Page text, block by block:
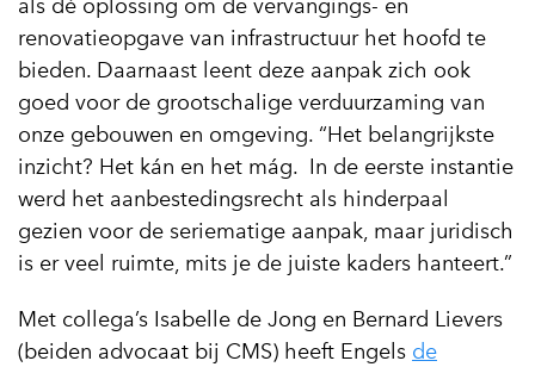
als dé oplossing om de vervangings- en
renovatieopgave van infrastructuur het hoofd te
bieden. Daarnaast leent deze aanpak zich ook
goed voor de grootschalige verduurzaming van
onze gebouwen en omgeving. “Het belangrijkste
inzicht? Het kán en het mág. In de eerste instantie
werd het aanbestedingsrecht als hinderpaal
gezien voor de seriematige aanpak, maar juridisch
is er veel ruimte, mits je de juiste kaders hanteert.”
Met collega’s Isabelle de Jong en Bernard Lievers
(beiden advocaat bij CMS) heeft Engels de